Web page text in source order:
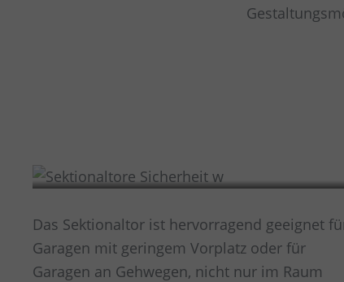
Das Sektionaltor ist hervorragend geeignet
Garagen mit geringem Vorplatz oder für
Garagen an Gehwegen, nicht nur im Raum